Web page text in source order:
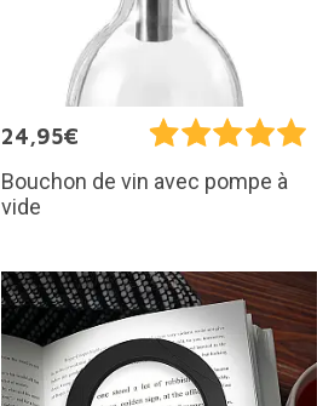
24,95€
Bouchon de vin avec pompe à
vide